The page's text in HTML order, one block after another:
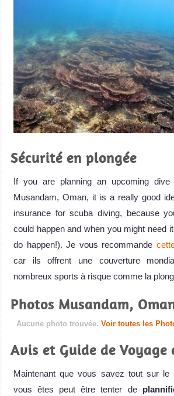
Sécurité en plongée
If you are planning an upcoming
Musandam, Oman, it is a really good
insurance for scuba diving, because
could happen and when you might need
do happen!). Je vous recommande
car ils offrent une couverture
nombreux sports à risque comme la
Photos Musandam,
Aucune photo trouvée. Voir toutes les
Avis et Guide de Voyage
Maintenant que vous savez tout sur le
vous êtes peut être tenter de